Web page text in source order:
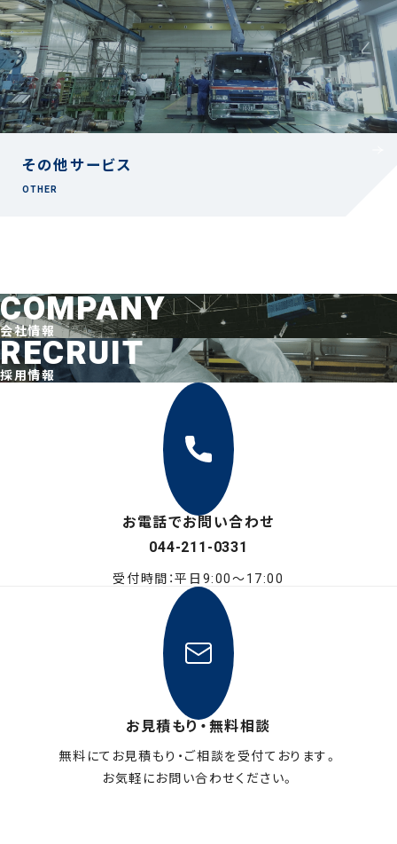
その他サービス
OTHER
会社情報
COMPANY
採用情報
RECRUIT
お電話でお問い合わせ
044-211-0331
受付時間：平日9:00〜17:00
お見積もり・無料相談
無料にてお見積もり・ご相談を受付ております。
お気軽にお問い合わせください。